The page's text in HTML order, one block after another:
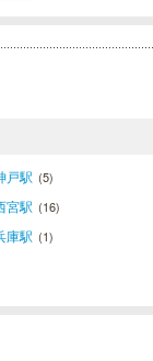
戸駅 (5)
宮駅 (16)
庫駅 (1)